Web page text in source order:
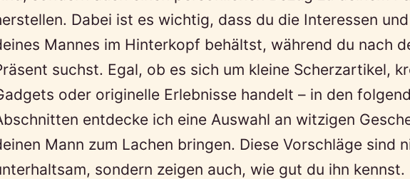
Dabei ist es wichtig, dass du die Interessen
Mannes im Hinterkopf behältst, während du nach
suchst. Egal, ob es sich um kleine Scherzartikel,
oder originelle Erlebnisse handelt – in den
entdecke ich eine Auswahl an witzigen
Mann zum Lachen bringen. Diese Vorschläge sind
sondern zeigen auch, wie gut du ihn kennst.